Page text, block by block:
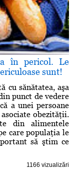
în pericol. Le
sunt!
cu sănătatea, aşa
punct de vedere
a unei persoane
obezităţii.
din alimentele
care populaţia le
să ştim ce
1166 vizualizări